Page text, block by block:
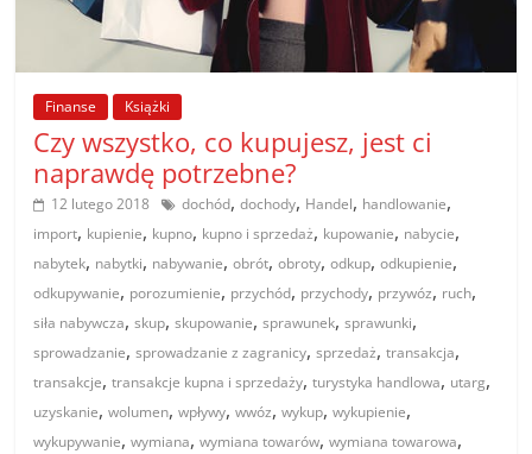
poradniki.
Porady
praktyczne
porady
wskazówki
poradniki
każdy
temat
Finanse Książki
Czy wszystko, co kupujesz, jest ci
naprawdę potrzebne?
12 lutego 2018 dochód,dochody, Handel, handlowanie,
import, kupienie, kupno, kupno i sprzedaż, kupowanie, nabycie,
nabytek, nabytki, nabywanie,obrót,obroty,odkup,odkupienie,
odkupywanie, porozumienie, przychód, przychody, przywóz, ruch,
siła nabywcza,skup,skupowanie,sprawunek,sprawunki,
sprowadzanie,sprowadzanie z zagranicy,sprzedaż,transakcja,
transakcje,transakcje kupna i sprzedaży,turystyka handlowa, utarg,
uzyskanie,wolumen,wpływy,wwóz,wykup,wykupienie,
wykupywanie,wymiana,wymiana towarów,wymiana towarowa,